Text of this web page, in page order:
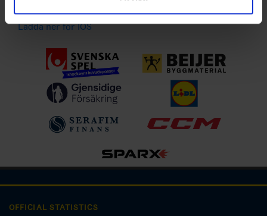
Ladda ner för IOS
OFFICIAL STATISTICS